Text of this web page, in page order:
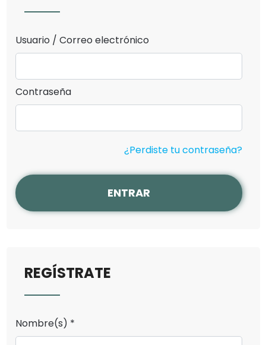
Usuario / Correo electrónico
Contraseña
¿Perdiste tu contraseña?
ENTRAR
REGÍSTRATE
Nombre(s) *